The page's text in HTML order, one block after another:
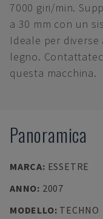
7000 giri/min.
a 30 mm con un
Ideale per
legno.
questa macchina.
Panoramica
MARCA: ESSETRE
ANNO: 2007
MODELLO: TECHNO